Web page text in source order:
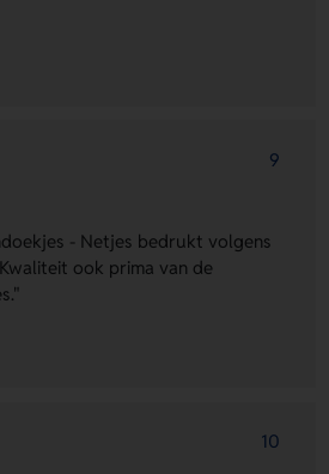
9
- Netjes bedrukt volgens
ook prima van de
10